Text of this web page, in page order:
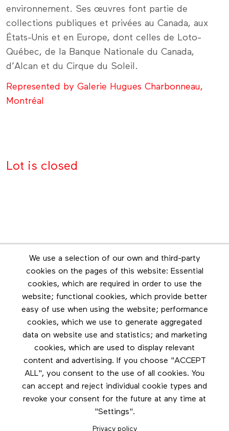
environnement. Ses œuvres font partie de
collections publiques et privées au Canada, aux
États-Unis et en Europe, dont celles de Loto-
Québec, de la Banque Nationale du Canada,
d’Alcan et du Cirque du Soleil.
Represented by Galerie Hugues Charbonneau,
Montréal
Lot is closed
We use a selection of our own and third-party
cookies on the pages of this website: Essential
cookies, which are required in order to use the
website; functional cookies, which provide better
easy of use when using the website; performance
cookies, which we use to generate aggregated
data on website use and statistics; and marketing
cookies, which are used to display relevant
content and advertising. If you choose "ACCEPT
ALL", you consent to the use of all cookies. You
can accept and reject individual cookie types and
revoke your consent for the future at any time at
"Settings".
Privacy policy
Newsletter
Stay in touch by subscribing to the newsletter
Footer menu
Les éditions Esse
Instagram
Contact us
Facebook